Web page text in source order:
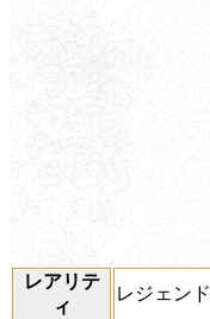
レアリテ
ィ
レジェンド